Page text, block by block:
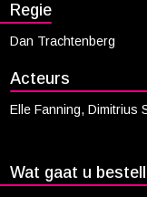
ONZE
Eten en drinken
Vacatures
PRAKTISCH
Regie
Dan Trachtenberg
Acteurs
Elle Fanning, Dimitrius
Wat gaat u